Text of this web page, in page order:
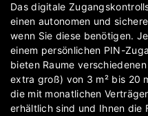
Das digitale
einen autonomen und
wenn Sie diese benötigen.
einem persönlichen PIN-
bieten Raume
extra groß) von 3 m² bis 20
die mit monatlichen
erhältlich sind und Ihnen die